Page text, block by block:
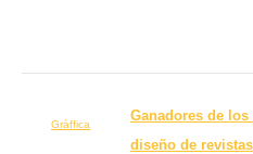
Gràffica
Ganadores de
diseño de revistas